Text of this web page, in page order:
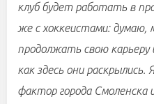
клуб будет работать в
же с хоккеистами: думаю,
продолжать свою
как здесь они
фактор города Смоленска